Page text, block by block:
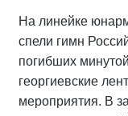
На линейке
спели гимн
погибших
георгиевские
мероприятия. В